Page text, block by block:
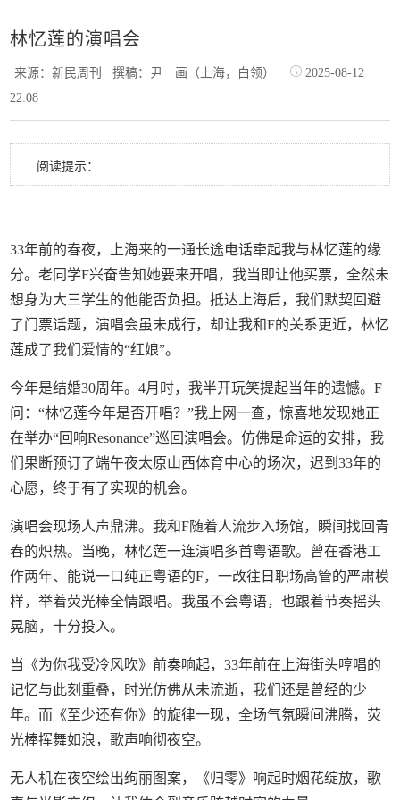
林忆莲的演唱会
来源：新民周刊撰稿：尹 画（上海，白领）
2025-08-12
22:08
阅读提示：
33年前的春夜，上海来的一通长途电话牵起我与林忆莲的缘
分。老同学F兴奋告知她要来开唱，我当即让他买票，全然未
想身为大三学生的他能否负担。抵达上海后，我们默契回避
了门票话题，演唱会虽未成行，却让我和F的关系更近，林忆
莲成了我们爱情的“红娘”。
今年是结婚30周年。4月时，我半开玩笑提起当年的遗憾。F
问：“林忆莲今年是否开唱？”我上网一查，惊喜地发现她正
在举办“回响Resonance”巡回演唱会。仿佛是命运的安排，我
们果断预订了端午夜太原山西体育中心的场次，迟到33年的
心愿，终于有了实现的机会。
演唱会现场人声鼎沸。我和F随着人流步入场馆，瞬间找回青
春的炽热。当晚，林忆莲一连演唱多首粤语歌。曾在香港工
作两年、能说一口纯正粤语的F，一改往日职场高管的严肃模
样，举着荧光棒全情跟唱。我虽不会粤语，也跟着节奏摇头
晃脑，十分投入。
当《为你我受冷风吹》前奏响起，33年前在上海街头哼唱的
记忆与此刻重叠，时光仿佛从未流逝，我们还是曾经的少
年。而《至少还有你》的旋律一现，全场气氛瞬间沸腾，荧
光棒挥舞如浪，歌声响彻夜空。
无人机在夜空绘出绚丽图案，《归零》响起时烟花绽放，歌